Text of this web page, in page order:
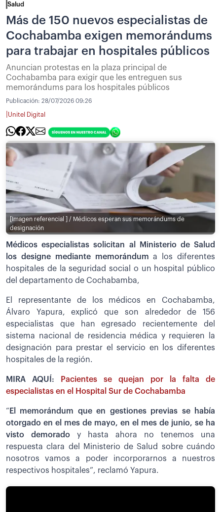
Salud
Más de 150 nuevos especialistas de
Cochabamba exigen memorándums
para trabajar en hospitales públicos
Anuncian protestas en la plaza principal de
Cochabamba para exigir que les entreguen sus
memorándums para los hospitales públicos
Publicación: 28/07/2026 09:26
Unitel Digital
[Imagen referencial ] / Médicos esperan sus memorándums de
designación
Médicos especialistas solicitan al Ministerio de Salud
los designe mediante memorándum a los diferentes
hospitales de la seguridad social o un hospital público
del departamento de Cochabamba,
El representante de los médicos en Cochabamba,
Álvaro Yapura, explicó que son alrededor de 156
especialistas que han egresado recientemente del
sistema nacional de residencia médica y requieren la
designación para prestar el servicio en los diferentes
hospitales de la región.
MIRA AQUÍ:
Pacientes se quejan por la falta de
especialistas en el Hospital Sur de Cochabamba
“ El memorándum que en gestiones previas se había
otorgado en el mes de mayo, en el mes de junio, se ha
visto demorado y hasta ahora no tenemos una
respuesta clara del Ministerio de Salud sobre cuándo
nosotros vamos a poder incorporarnos a nuestros
respectivos hospitales”, reclamó Yapura.